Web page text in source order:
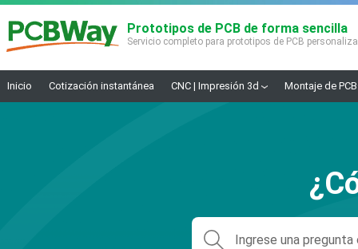
Prototipos de PCB de forma sencilla
Servicio completo para prototipos de PCB
Inicio Cotización instantánea CNC | Impresión 3d Montaje de